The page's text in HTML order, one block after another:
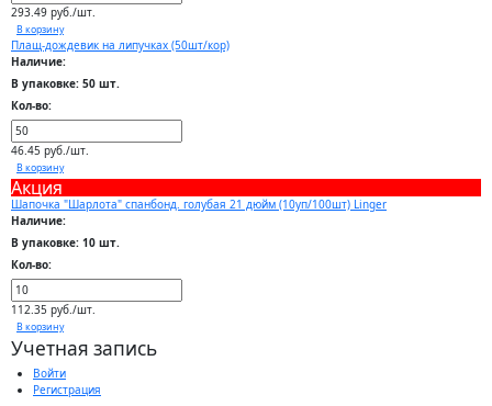
293.49 руб./шт.
В корзину
Плащ-дождевик на липучках (50шт/кор)
Наличие:
В упаковке: 50 шт.
Кол-во:
46.45 руб./шт.
В корзину
Акция
Шапочка "Шарлота" спанбонд. голубая 21 дюйм (10уп/100шт) Linger
Наличие:
В упаковке: 10 шт.
Кол-во:
112.35 руб./шт.
В корзину
Учетная запись
Войти
Регистрация